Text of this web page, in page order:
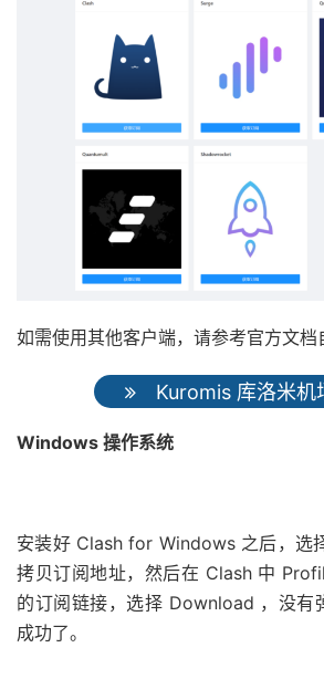
如需使用其他客户端，请参考官方文档
Kuromis 库洛米机
Windows 操作系统
安装好 Clash for Windows 之后，选
拷贝订阅地址，然后在 Clash 中
的订阅链接，选择 Download ，没有
成功了。